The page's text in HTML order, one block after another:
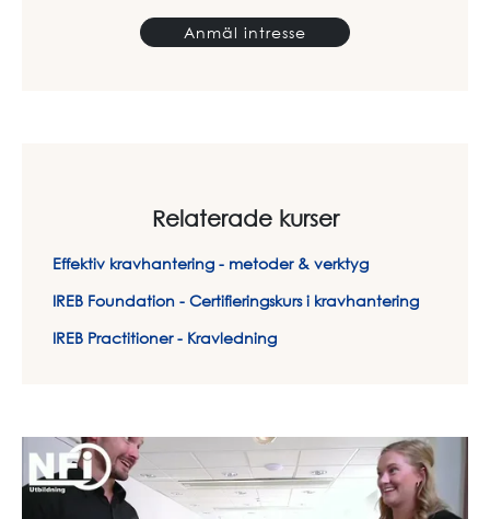
Anmäl intresse
Relaterade kurser
Effektiv kravhantering - metoder & verktyg
IREB Foundation - Certifieringskurs i kravhantering
IREB Practitioner - Kravledning